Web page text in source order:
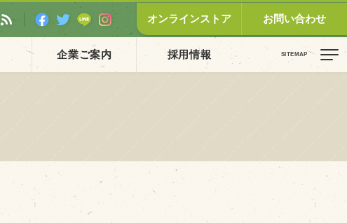
企業ご案内 採用情報
オンラインストア お問い合わせ
お知らせ
お客様の声
オリジナル投稿レシピ